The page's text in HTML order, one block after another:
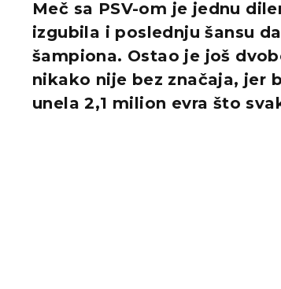
Meč sa PSV-om je jednu
izgubila i poslednju šansu
šampiona. Ostao je još
nikako nije bez značaja, jer
unela 2,1 milion evra što